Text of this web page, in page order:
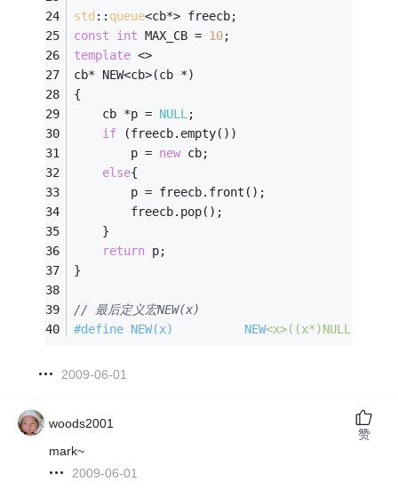
std :: queue<cb*> freecb;
const
int MAX_CB = 10;
template <>
cb* NEW<cb>(cb *)
{
    cb *p =
NULL;
if (freecb.empty())
        p =
new cb;
else{
        p = freecb.front();
        freecb.pop();
    }
return p;
}
// 最后定义宏NEW(x)
#define NEW(x)          NEW<x>((x*)NULL)
2009-06-01
woods2001
mark~
2009-06-01
赞